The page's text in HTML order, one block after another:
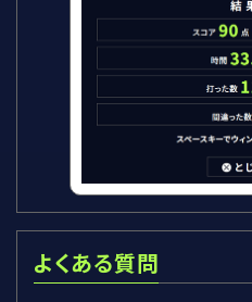
よくある質問